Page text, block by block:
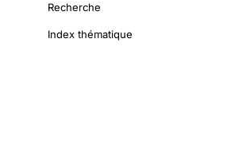
Recherche
Index thématique